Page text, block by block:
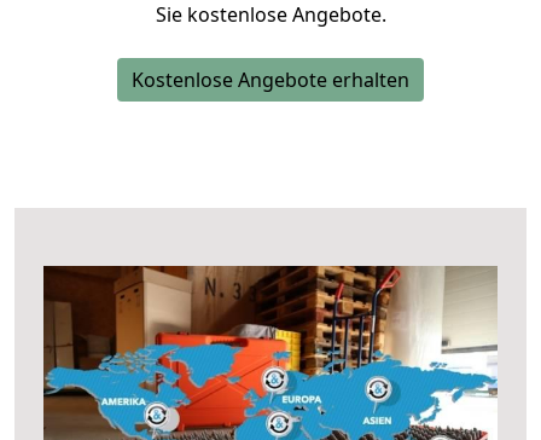
Sie kostenlose Angebote.
Kostenlose Angebote erhalten